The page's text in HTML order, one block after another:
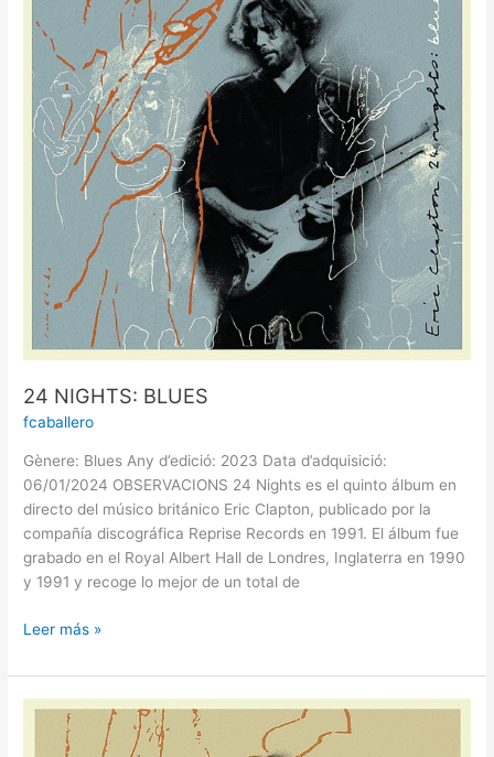
24 NIGHTS: BLUES
fcaballero
Gènere: Blues Any d’edició: 2023 Data d’adquisició:
06/01/2024 OBSERVACIONS 24 Nights es el quinto álbum en
directo del músico británico Eric Clapton, publicado por la
compañía discográfica Reprise Records en 1991. El álbum fue
grabado en el Royal Albert Hall de Londres, Inglaterra en 1990
y 1991 y recoge lo mejor de un total de
Leer más »
24
NIGHTS: